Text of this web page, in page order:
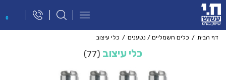
0
פתח
דף הבית כלים חשמליים / נטענים כלי עיצוב
כלי עיצוב 77